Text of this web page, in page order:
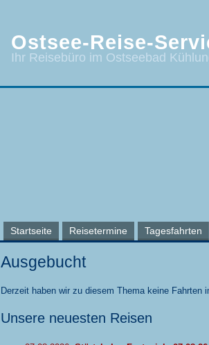
Ostsee-Reise-
Ihr Reisebüro im Ostseebad
Startseite Reisetermine Tagesfahrten
Ausgebucht
Derzeit haben wir zu diesem Thema keine Fahrten
Unsere neuesten Reisen